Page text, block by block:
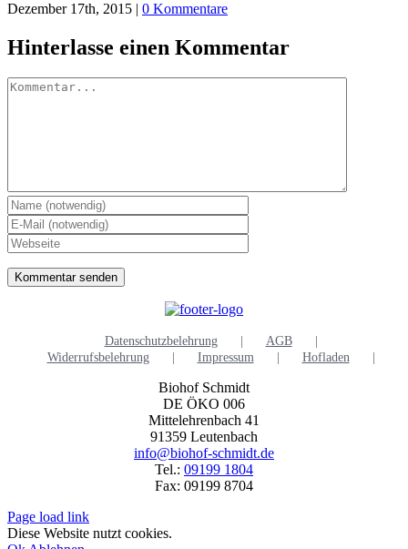
Dezember 17th, 2015 | 0 Kommentare
Hinterlasse einen Kommentar
Kommentar
Datenschutzbelehrung
AGB
Widerrufsbelehrung
Impressum Hofladen
Biohof Schmidt
DE ÖKO 006
Mittelehrenbach 41
91359 Leutenbach
info@biohof-schmidt.de
Tel.: 09199 1804
Fax: 09199 8704
Page load link
Diese Website nutzt cookies.